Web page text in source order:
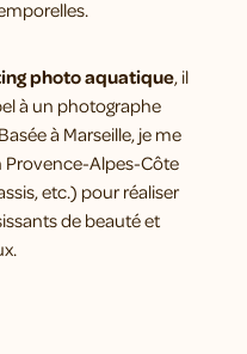
photo aquatique, il
à un photographe
à Marseille, je me
Provence-Alpes-Côte
etc.) pour réaliser
de beauté et